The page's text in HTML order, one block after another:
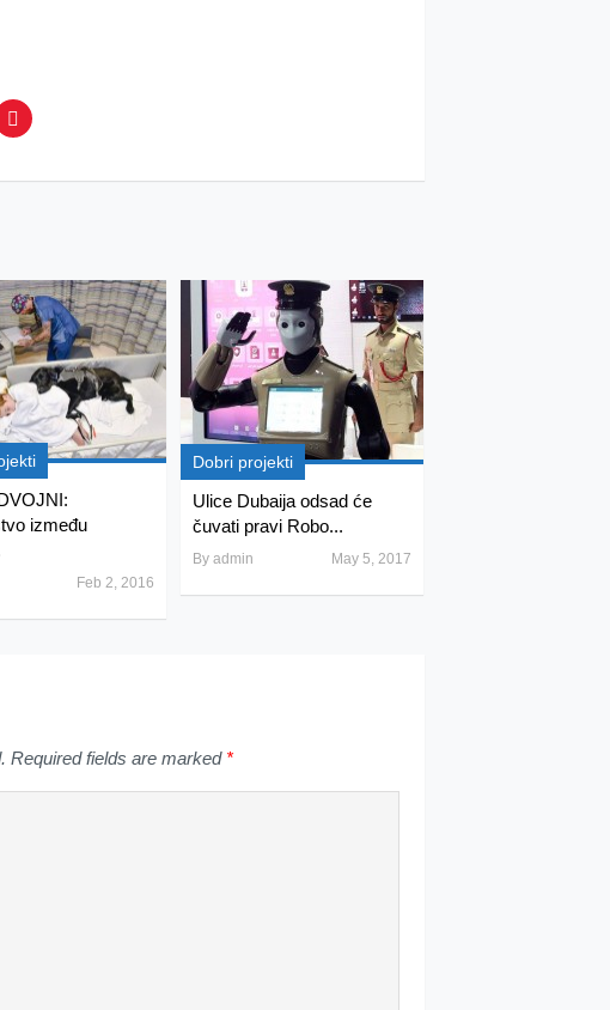
između
Feb 2, 2016
Dobri projekti
Ulice Dubaija odsad će
čuvati pravi Robo...
By admin May 5, 2017
Required fields are marked *